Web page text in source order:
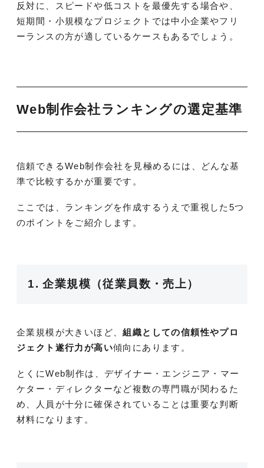
反対に、スピードや低コストを最優先する場合や、
短期間・小規模なプロジェクトでは中小企業やフリ
ーランスの方が適しているケースもあるでしょう。
Web制作会社ランキングの選定基準
信頼できるWeb制作会社を見極めるには、どんな基
準で比較するかが重要です。
ここでは、ランキングを作成するうえで重視した5つ
のポイントをご紹介します。
1. 企業規模（従業員数・売上）
企業規模が大きいほど、組織としての信頼性やプロ
ジェクト遂行力が高い傾向にあります。
とくにWeb制作は、デザイナー・エンジニア・マー
ケター・ディレクターなど複数の専門職が関わるた
め、人員が十分に確保されていることは重要な判断
材料になります。